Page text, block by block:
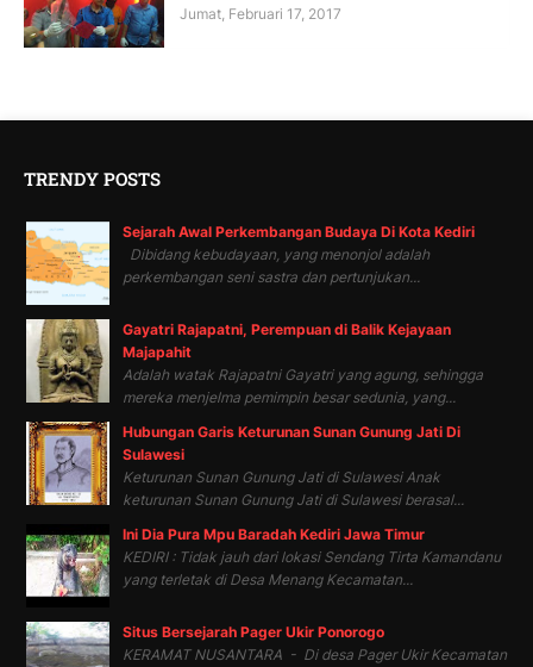
Jumat, Februari 17, 2017
TRENDY POSTS
Sejarah Awal Perkembangan Budaya Di Kota Kediri
Dibidang kebudayaan, yang menonjol adalah
perkembangan seni sastra dan pertunjukan...
Gayatri Rajapatni, Perempuan di Balik Kejayaan
Majapahit
Adalah watak Rajapatni Gayatri yang agung, sehingga
mereka menjelma pemimpin besar sedunia, yang...
Hubungan Garis Keturunan Sunan Gunung Jati Di
Sulawesi
Keturunan Sunan Gunung Jati di Sulawesi Anak
keturunan Sunan Gunung Jati di Sulawesi berasal...
Ini Dia Pura Mpu Baradah Kediri Jawa Timur
KEDIRI : Tidak jauh dari lokasi Sendang Tirta Kamandanu
yang terletak di Desa Menang Kecamatan...
Situs Bersejarah Pager Ukir Ponorogo
KERAMAT NUSANTARA - Di desa Pager Ukir Kecamatan